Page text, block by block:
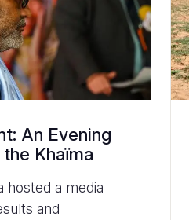
An Evening
Khaïma
hosted a media
and